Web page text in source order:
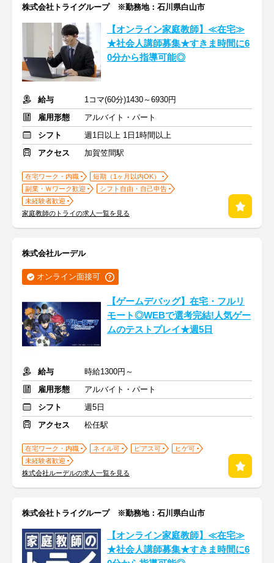
株式会社トライグループ ※勤務地：石川県白山市
【オンライン家庭教師】≪在宅≫
★社会人講師募集★すきま時間に6
0分から指導可能◎
給与
1コマ(60分)1430～6930円
雇用形態
アルバイト・パート
シフト
週1日以上 1日1時間以上
アクセス
加賀笠間駅
在宅ワーク・内職
短期（1ヶ月以内OK）
副業・Ｗワーク歓迎
シフト自由・自己申告
未経験者歓迎
家庭教師のトライの求人一覧を見る
株式会社ルーデル
オンライン面接可
【ゲームデバッグ】在宅・フルリ
モート◎WEBで選考完結!人気ゲー
ムのテストプレイ★週5日
給与
時給1300円～
雇用形態
アルバイト・パート
シフト
週5日
アクセス
松任駅
在宅ワーク・内職 ネイル可 ピアス可
ヒゲ可
未経験者歓迎
株式会社ルーデルの求人一覧を見る
株式会社トライグループ ※勤務地：石川県白山市
【オンライン家庭教師】≪在宅≫
★社会人講師募集★すきま時間に6